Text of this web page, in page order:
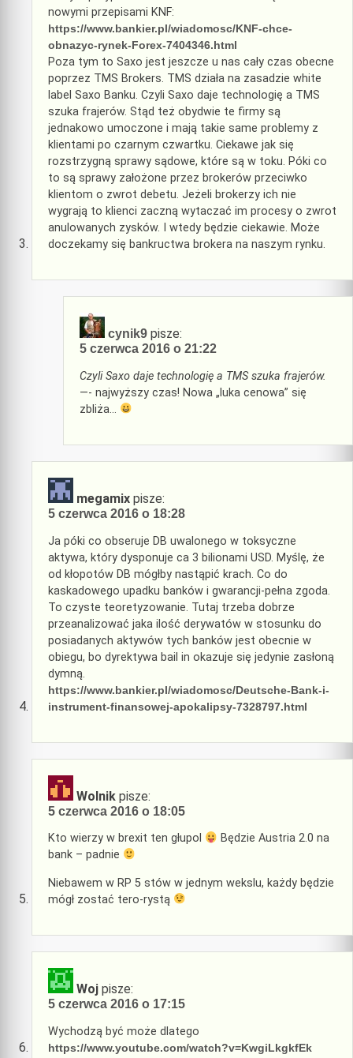
nowymi przepisami KNF:
https://www.bankier.pl/wiadomosc/KNF-chce-
obnazyc-rynek-Forex-7404346.html
Poza tym to Saxo jest jeszcze u nas cały czas obecne
poprzez TMS Brokers. TMS działa na zasadzie white
label Saxo Banku. Czyli Saxo daje technologię a TMS
szuka frajerów. Stąd też obydwie te firmy są
jednakowo umoczone i mają takie same problemy z
klientami po czarnym czwartku. Ciekawe jak się
rozstrzygną sprawy sądowe, które są w toku. Póki co
to są sprawy założone przez brokerów przeciwko
klientom o zwrot debetu. Jeżeli brokerzy ich nie
wygrają to klienci zaczną wytaczać im procesy o zwrot
anulowanych zysków. I wtedy będzie ciekawie. Może
doczekamy się bankructwa brokera na naszym rynku.
cynik9 pisze:
5 czerwca 2016 o 21:22
Czyli Saxo daje technologię a TMS szuka frajerów.
—- najwyższy czas! Nowa „luka cenowa” się
zbliża…
megamix pisze:
5 czerwca 2016 o 18:28
Ja póki co obseruje DB uwalonego w toksyczne
aktywa, który dysponuje ca 3 bilionami USD. Myślę, że
od kłopotów DB mógłby nastąpić krach. Co do
kaskadowego upadku banków i gwarancji-pełna zgoda.
To czyste teoretyzowanie. Tutaj trzeba dobrze
przeanalizować jaka ilość derywatów w stosunku do
posiadanych aktywów tych banków jest obecnie w
obiegu, bo dyrektywa bail in okazuje się jedynie zasłoną
dymną.
https://www.bankier.pl/wiadomosc/Deutsche-Bank-i-
instrument-finansowej-apokalipsy-7328797.html
Wolnik pisze:
5 czerwca 2016 o 18:05
Kto wierzy w brexit ten głupol
Będzie Austria 2.0 na
bank – padnie
Niebawem w RP 5 stów w jednym wekslu, każdy będzie
mógł zostać tero-rystą
Woj pisze:
5 czerwca 2016 o 17:15
Wychodzą być może dlatego
https://www.youtube.com/watch?v=KwgiLkgkfEk